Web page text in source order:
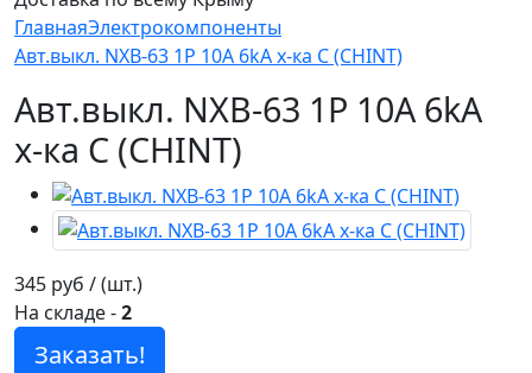
ГлавнаяЭлектрокомпоненты
Авт.выкл. NXB-63 1P 10A 6kA х-ка С (CHINT)
Авт.выкл. NXB-63 1P 10A 6kA
х-ка С (CHINT)
345 руб / (шт.)
На складе-2
Заказать!